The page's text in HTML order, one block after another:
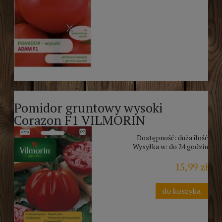
Pomidor gruntowy wysoki
Corazon F1 VILMORIN
Dostępność: duża ilość
Wysyłka w: do 24 godzin
15,99 zł
do koszyka